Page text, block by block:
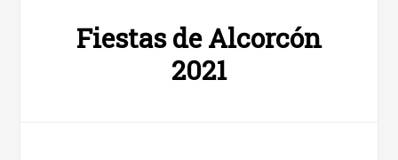
Fiestas de Alcorcón
2021